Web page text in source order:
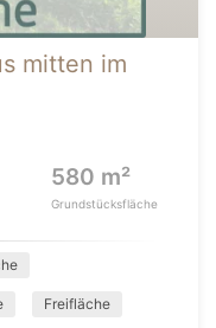
mitten im
580 m²
Grundstücksfläche
Freifläche